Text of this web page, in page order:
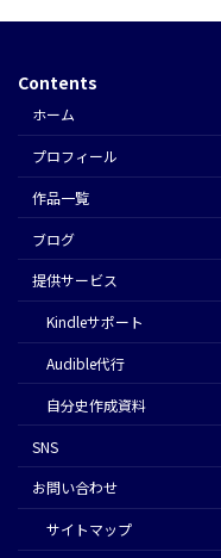
Contents
ホーム
プロフィール
作品一覧
ブログ
提供サービス
Kindleサポート
Audible代行
⾃分史作成資料
SNS
お問い合わせ
サイトマップ